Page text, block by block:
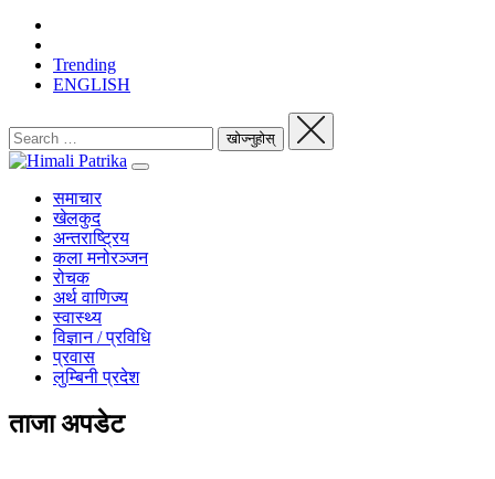
Trending
ENGLISH
समाचार
खेलकुद
अन्तराष्ट्रिय
कला मनोरञ्जन
रोचक
अर्थ वाणिज्य
स्वास्थ्य
विज्ञान / प्रविधि
प्रवास
लुम्बिनी प्रदेश
ताजा अपडेट